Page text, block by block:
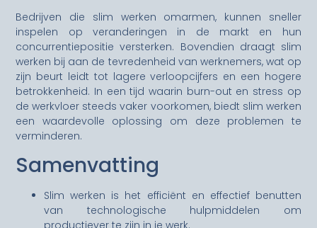
Bedrijven die slim werken omarmen, kunnen sneller
inspelen op veranderingen in de markt en hun
concurrentiepositie versterken. Bovendien draagt slim
werken bij aan de tevredenheid van werknemers, wat op
zijn beurt leidt tot lagere verloopcijfers en een hogere
betrokkenheid. In een tijd waarin burn-out en stress op
de werkvloer steeds vaker voorkomen, biedt slim werken
een waardevolle oplossing om deze problemen te
verminderen.
Samenvatting
Slim werken is het efficiënt en effectief benutten
van technologische hulpmiddelen om